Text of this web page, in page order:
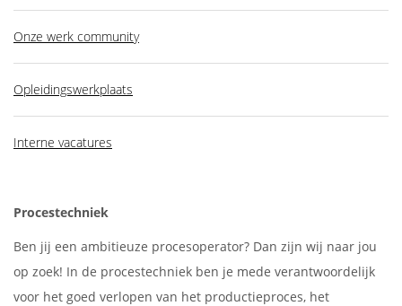
Onze werk community
Opleidingswerkplaats
Interne vacatures
Procestechniek
Ben jij een ambitieuze procesoperator? Dan zijn wij naar jou
op zoek! In de procestechniek ben je mede verantwoordelijk
voor het goed verlopen van het productieproces, het